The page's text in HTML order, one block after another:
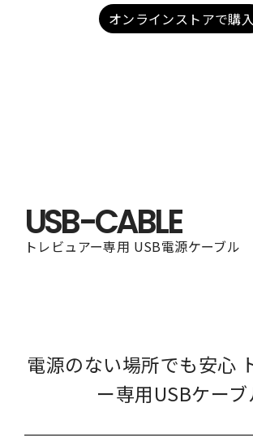
オンラインストアで購入
USB-CABLE
トレビュアー専用 USB電源ケーブル
電源のない場所でも安心
ー専用USBケーブ